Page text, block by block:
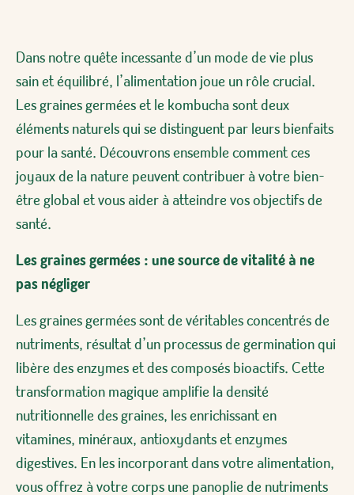
Dans notre quête incessante d’un mode de vie plus
sain et équilibré, l’alimentation joue un rôle crucial.
Les graines germées et le kombucha sont deux
éléments naturels qui se distinguent par leurs bienfaits
pour la santé. Découvrons ensemble comment ces
joyaux de la nature peuvent contribuer à votre bien-
être global et vous aider à atteindre vos objectifs de
santé.
Les graines germées : une source de vitalité à ne
pas négliger
Les graines germées sont de véritables concentrés de
nutriments, résultat d’un processus de germination qui
libère des enzymes et des composés bioactifs. Cette
transformation magique amplifie la densité
nutritionnelle des graines, les enrichissant en
vitamines, minéraux, antioxydants et enzymes
digestives. En les incorporant dans votre alimentation,
vous offrez à votre corps une panoplie de nutriments